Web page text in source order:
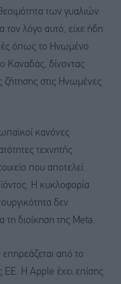
των γυαλιών
τον λόγο αυτό, είχε ήδη
όπως το Ηνωμένο
ο Καναδάς, δίνοντας
ζήτησης στις Ηνωμένες
κανόνες
τεχνητής
που αποτελεί
Η κυκλοφορία
δεν
τη διοίκηση της Meta.
από το
ΕΕ. Η Apple έχει επίσης